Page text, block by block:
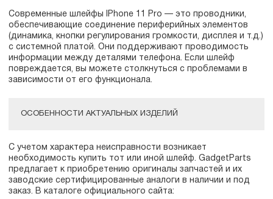
Современные шлейфы IPhone 11 Pro — это проводники,
обеспечивающие соединение периферийных элементов
(динамика, кнопки регулирования громкости, дисплея и т.д.)
с системной платой. Они поддерживают проводимость
информации между деталями телефона. Если шлейф
повреждается, вы можете столкнуться с проблемами в
зависимости от его функционала.
ОСОБЕННОСТИ АКТУАЛЬНЫХ ИЗДЕЛИЙ
С учетом характера неисправности возникает
необходимость купить тот или иной шлейф. GadgetParts
предлагает к приобретению оригиналы запчастей и их
заводские сертифицированные аналоги в наличии и под
заказ. В каталоге официального сайта: